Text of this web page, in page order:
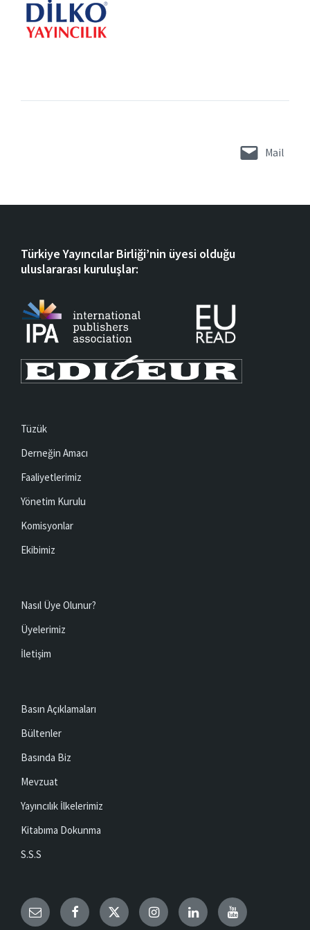
Mail
Türkiye Yayıncılar Birliği’nin üyesi olduğu
uluslararası kuruluşlar:
Tüzük
Derneğin Amacı
Faaliyetlerimiz
Yönetim Kurulu
Komisyonlar
Ekibimiz
Nasıl Üye Olunur?
Üyelerimiz
İletişim
Basın Açıklamaları
Bültenler
Basında Biz
Mevzuat
Yayıncılık İlkelerimiz
Kitabıma Dokunma
S.S.S
Email Facebook TwitterInstagramLinkedInYouTube